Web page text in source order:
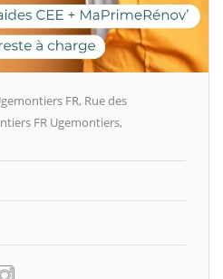
FR, Rue des
FR Ugemontiers,